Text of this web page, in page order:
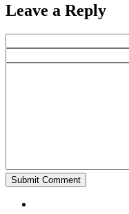
Leave a Reply